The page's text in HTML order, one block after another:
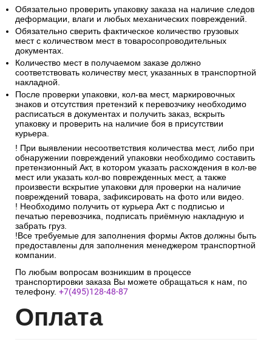
Обязательно проверить упаковку заказа на наличие следов
деформации, влаги и любых механических повреждений.
Обязательно сверить фактическое количество грузовых
мест с количеством мест в товаросопроводительных
документах.
Количество мест в получаемом заказе должно
соответствовать количеству мест, указанных в транспортной
накладной.
После проверки упаковки, кол-ва мест, маркировочных
знаков и отсутствия претензий к перевозчику необходимо
расписаться в документах и получить заказ, вскрыть
упаковку и проверить на наличие боя в присутствии
курьера.
! При выявлении несоответствия количества мест, либо при
обнаружении повреждений упаковки необходимо составить
претензионный Акт, в котором указать расхождения в кол-ве
мест или указать кол-во поврежденных мест, а также
произвести вскрытие упаковки для проверки на наличие
повреждений товара, зафиксировать на фото или видео.
! Необходимо получить от курьера Акт с подписью и
печатью перевозчика, подписать приёмную накладную и
забрать груз.
!Все требуемые для заполнения формы Актов должны быть
предоставлены для заполнения менеджером транспортной
компании.
По любым вопросам возникшим в процессе
транспортировки заказа Вы можете обращаться к нам, по
телефону. +7(495)128-48-87
Оплата